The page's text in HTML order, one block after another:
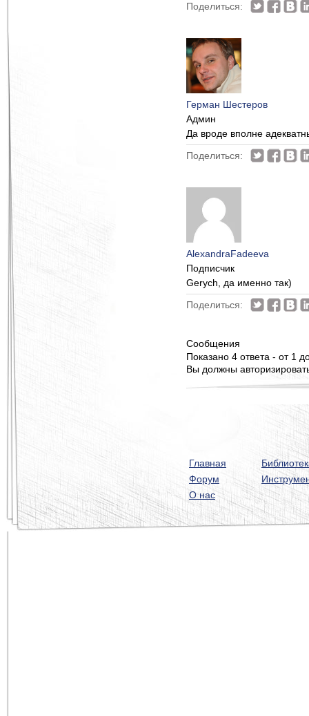
Поделиться:
Герман Шестеров
Админ
Да вроде вполне
Поделиться:
AlexandraFadeeva
Подписчик
Gerych, да именно так)
Поделиться:
Сообщения
Показано 4 ответа - от 1
Вы должны
Главная
Форум
О нас